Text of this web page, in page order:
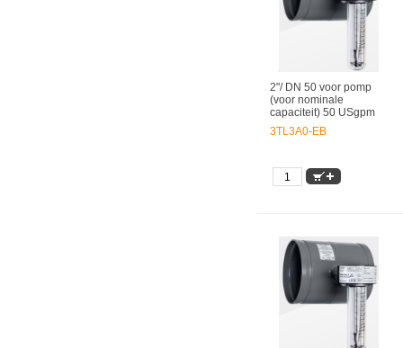
2"/ DN 50 voor pomp
(voor nominale
capaciteit) 50 USgpm
3TL3A0-EB